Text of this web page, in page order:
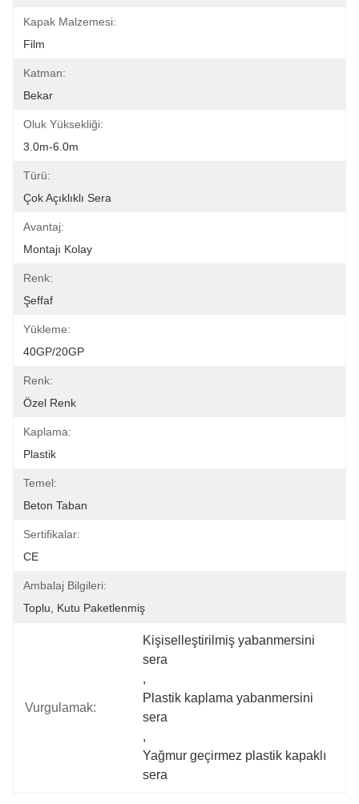
Kapak Malzemesi:
Film
Katman:
Bekar
Oluk Yüksekliği:
3.0m-6.0m
Türü:
Çok Açıklıklı Sera
Avantaj:
Montajı Kolay
Renk:
Şeffaf
Yükleme:
40GP/20GP
Renk:
Özel Renk
Kaplama:
Plastik
Temel:
Beton Taban
Sertifikalar:
CE
Ambalaj Bilgileri:
Toplu, Kutu Paketlenmiş
Vurgulamak:
Kişiselleştirilmiş yabanmersini
sera
,
Plastik kaplama yabanmersini
sera
,
Yağmur geçirmez plastik kapaklı
sera